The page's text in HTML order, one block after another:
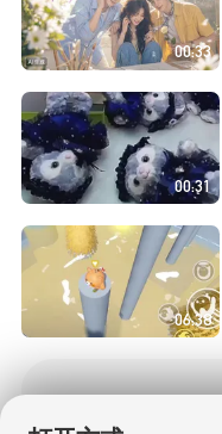
00:33
00:31
06:38